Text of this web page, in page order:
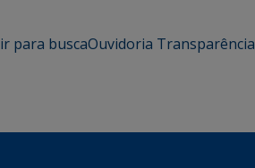
ir para buscaOuvidoria Transparência